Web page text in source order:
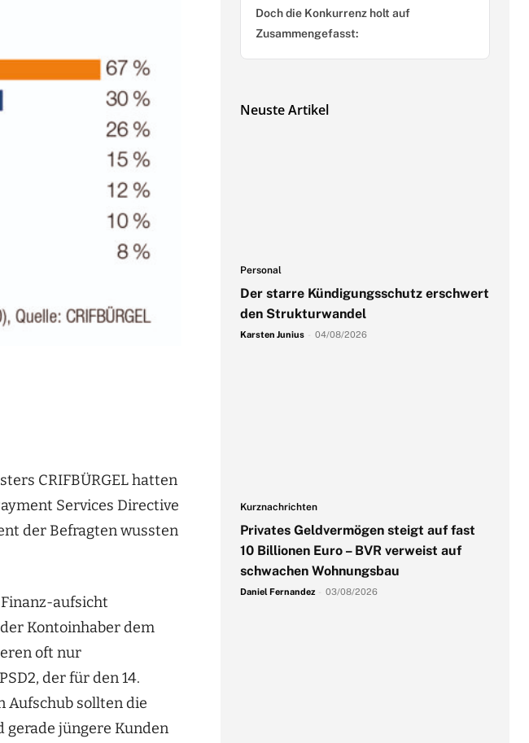
CRIFBÜRGEL hatten
Services Directive
der Befragten wussten
aufsicht
Kontoinhaber dem
oft nur
der für den 14.
Aufschub sollten die
jüngere Kunden
Doch die Konkurrenz holt auf
Zusammengefasst:
Neuste Artikel
Personal
Der starre Kündigungsschutz erschwert
den Strukturwandel
Karsten Junius 04/08/2026
Kurznachrichten
Privates Geldvermögen steigt auf fast
10 Billionen Euro – BVR verweist auf
schwachen Wohnungsbau
Daniel Fernandez 03/08/2026